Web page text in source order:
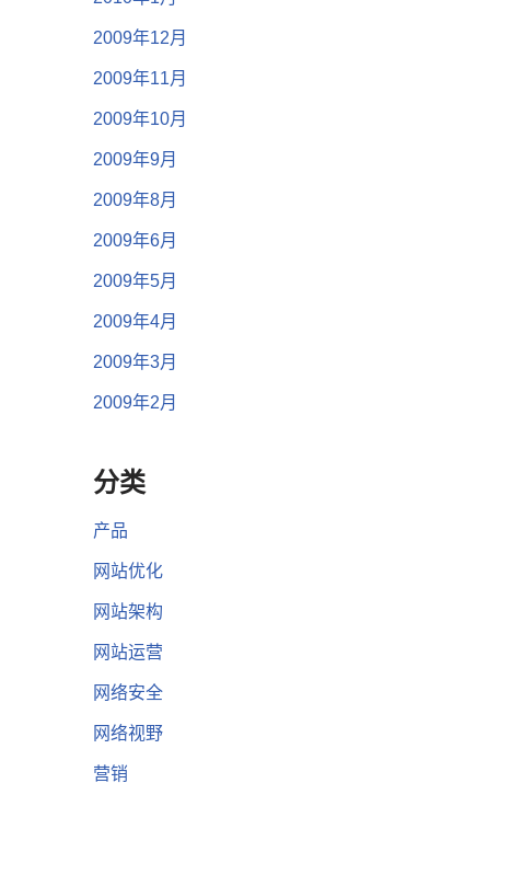
2009年12月
2009年11月
2009年10月
2009年9月
2009年8月
2009年6月
2009年5月
2009年4月
2009年3月
2009年2月
分类
产品
网站优化
网站架构
网站运营
网络安全
网络视野
营销